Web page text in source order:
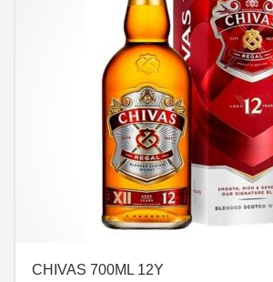
CHIVAS 700ML 12Y